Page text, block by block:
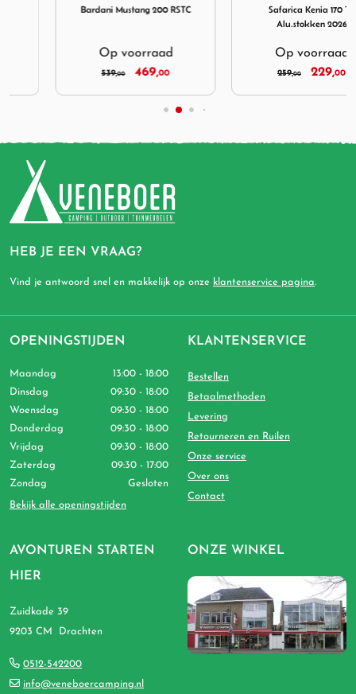
Bardani Mustang 200 RSTC
Op voorraad
469,00
Safarica Kenia 170 TC
Alu.stokken 2026
Op voorraad
229,00
HEB JE EEN VRAAG?
Vind je antwoord snel en makkelijk op onze klantenservice pagina.
AVONTUREN STARTEN
HIER
Zuidkade 39
9203 CM Drachten
0512-542200
info@veneboercamping.nl
OPENINGSTIJDEN
Maandag
13:00 - 18:00
Dinsdag
09:30 - 18:00
Woensdag
09:30 - 18:00
Donderdag
09:30 - 18:00
Vrijdag
09:30 - 18:00
Zaterdag
09:30 - 17:00
Zondag
Gesloten
Bekijk alle openingstijden
KLANTENSERVICE
Bestellen
Betaalmethoden
Levering
Retourneren en Ruilen
Onze service
Over ons
Contact
ONZE WINKEL